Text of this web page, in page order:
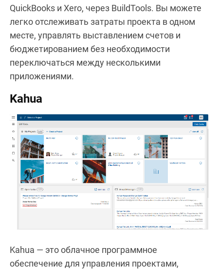
QuickBooks и Xero, через BuildTools. Вы можете
легко отслеживать затраты проекта в одном
месте, управлять выставлением счетов и
бюджетированием без необходимости
переключаться между несколькими
приложениями.
Kahua
Kahua — это облачное программное
обеспечение для управления проектами,